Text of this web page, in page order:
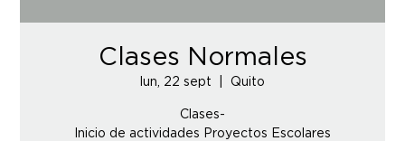
Clases Normales
lun, 22 sept Quito
Clases-
Inicio de actividades Proyectos Escolares